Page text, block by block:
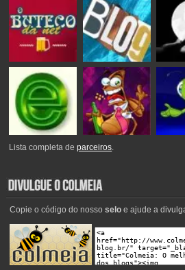
Lista completa deparceiros.
Copie o código do nosso seloe ajude a